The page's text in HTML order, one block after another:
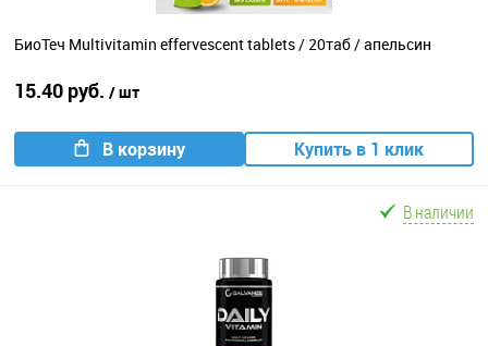
БиоТеч Multivitamin effervescent tablets / 20таб / апельсин
15.40 руб. / шт
В корзину Купить в 1 клик
В наличии